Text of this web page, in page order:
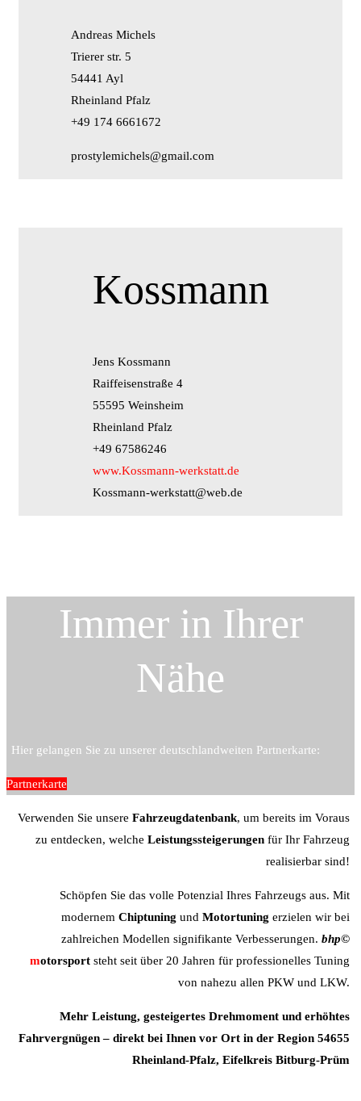
Andreas Michels
Trierer str. 5
54441 Ayl
Rheinland Pfalz
+49 174 6661672
prostylemichels@gmail.com
Kossmann
Jens Kossmann
Raiffeisenstraße 4
55595 Weinsheim
Rheinland Pfalz
+49 67586246
www.Kossmann-werkstatt.de
Kossmann-werkstatt@web.de
Immer in Ihrer
Nähe
Hier gelangen Sie zu unserer deutschlandweiten Partnerkarte:
Partnerkarte
Verwenden Sie unsere Fahrzeugdatenbank, um bereits im Voraus
zu entdecken, welche Leistungssteigerungen für Ihr Fahrzeug
realisierbar sind!
Schöpfen Sie das volle Potenzial Ihres Fahrzeugs aus. Mit
modernem Chiptuning und Motortuning erzielen wir bei
zahlreichen Modellen signifikante Verbesserungen. bhp©
motorsport steht seit über 20 Jahren für professionelles Tuning
von nahezu allen PKW und LKW.
Mehr Leistung, gesteigertes Drehmoment und erhöhtes
Fahrvergnügen – direkt bei Ihnen vor Ort in der Region 54655
Rheinland-Pfalz, Eifelkreis Bitburg-Prüm